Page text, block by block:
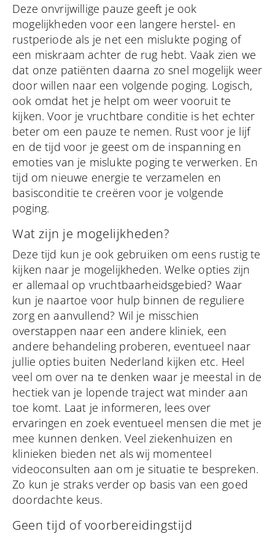
Deze onvrijwillige pauze geeft je ook
mogelijkheden voor een langere herstel- en
rustperiode als je net een mislukte poging of
een miskraam achter de rug hebt. Vaak zien we
dat onze patiënten daarna zo snel mogelijk weer
door willen naar een volgende poging. Logisch,
ook omdat het je helpt om weer vooruit te
kijken. Voor je vruchtbare conditie is het echter
beter om een pauze te nemen. Rust voor je lijf
en de tijd voor je geest om de inspanning en
emoties van je mislukte poging te verwerken. En
tijd om nieuwe energie te verzamelen en
basisconditie te creëren voor je volgende
poging.
Wat zijn je mogelijkheden?
Deze tijd kun je ook gebruiken om eens rustig te
kijken naar je mogelijkheden. Welke opties zijn
er allemaal op vruchtbaarheidsgebied? Waar
kun je naartoe voor hulp binnen de reguliere
zorg en aanvullend? Wil je misschien
overstappen naar een andere kliniek, een
andere behandeling proberen, eventueel naar
jullie opties buiten Nederland kijken etc. Heel
veel om over na te denken waar je meestal in de
hectiek van je lopende traject wat minder aan
toe komt. Laat je informeren, lees over
ervaringen en zoek eventueel mensen die met je
mee kunnen denken. Veel ziekenhuizen en
klinieken bieden net als wij momenteel
videoconsulten aan om je situatie te bespreken.
Zo kun je straks verder op basis van een goed
doordachte keus.
Geen tijd of voorbereidingstijd